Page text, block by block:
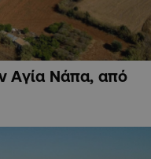
Αγία Νάπα, από